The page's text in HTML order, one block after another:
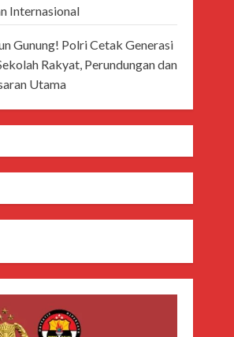
Internasional
Gunung! Polri Cetak Generasi
Rakyat, Perundungan dan
Utama